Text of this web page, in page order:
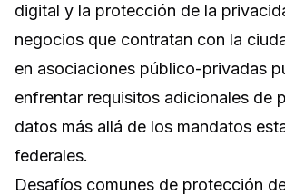
digital y la protección de la
negocios que contratan con la
en asociaciones público-privadas
enfrentar requisitos adicionales de
datos más allá de los mandatos
federales.
Desafíos comunes de protección